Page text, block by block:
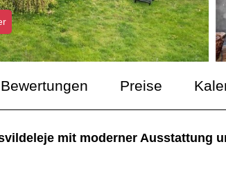
Bewertungen Preise
mit moderner Ausstattung